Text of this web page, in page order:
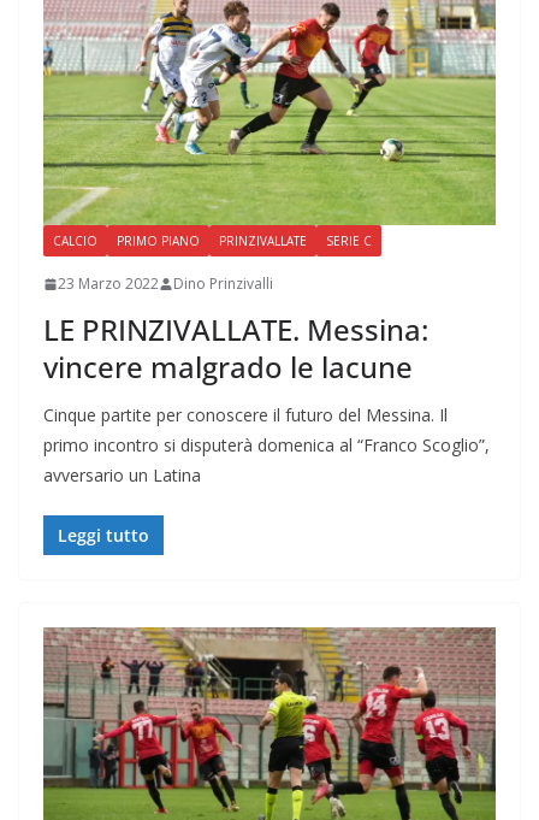
CALCIO PRIMO PIANO PRINZIVALLATE SERIE C
23 Marzo 2022 Dino Prinzivalli
LE PRINZIVALLATE. Messina:
vincere malgrado le lacune
Cinque partite per conoscere il futuro del Messina. Il
primo incontro si disputerà domenica al “Franco Scoglio”,
avversario un Latina
Leggi tutto